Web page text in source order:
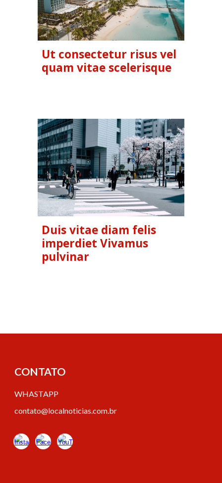
Ut consectetur risus vel
quam vitae scelerisque
Duis vitae diam felis
imperdiet Vivamus
pulvinar
CONTATO
WHASTAPP
contato@localnoticias.com.br